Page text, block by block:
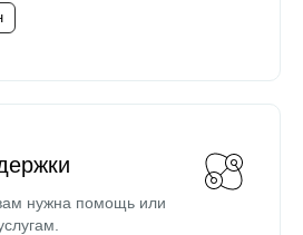
нужна помощь или